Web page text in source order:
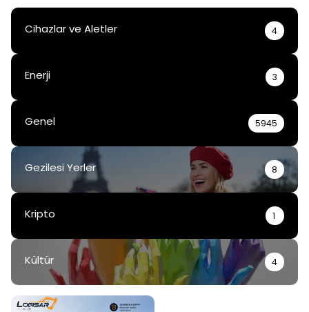
Cihazlar ve Aletler 4
Enerji 3
Genel 5945
Gezilesi Yerler 8
Kripto 1
Kültür 4